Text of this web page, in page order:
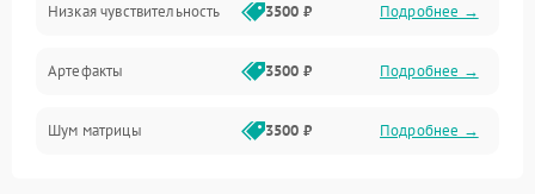
Измерения
Матрица
Проблемы питания
Низкая чувствительность 3500 ₽ Подробнее →
Артефакты 3500 ₽ Подробнее →
Шум матрицы 3500 ₽ Подробнее →